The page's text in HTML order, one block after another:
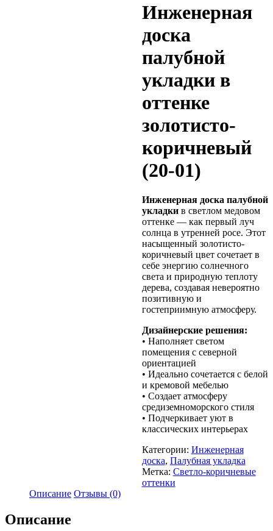
Инженерная
доска
палубной
укладки в
оттенке
золотисто-
коричневый
(20-01)
Инженерная доска палубной
укладкив светлом медовом
оттенке — как первый луч
солнца в утренней росе. Этот
насыщенный золотисто-
коричневый цвет сочетает в
себе энергию солнечного
света и природную теплоту
дерева, создавая невероятно
позитивную и
гостеприимную атмосферу.
Дизайнерские решения:
• Наполняет светом
помещения с северной
ориентацией
• Идеально сочетается с белой
и кремовой мебелью
• Создает атмосферу
средиземноморского стиля
• Подчеркивает уют в
классических интерьерах
Категории: Инженерная
доска, Палубная укладка
Метка: Светло-коричневые
оттенки
Описание Отзывы (0)
Описание